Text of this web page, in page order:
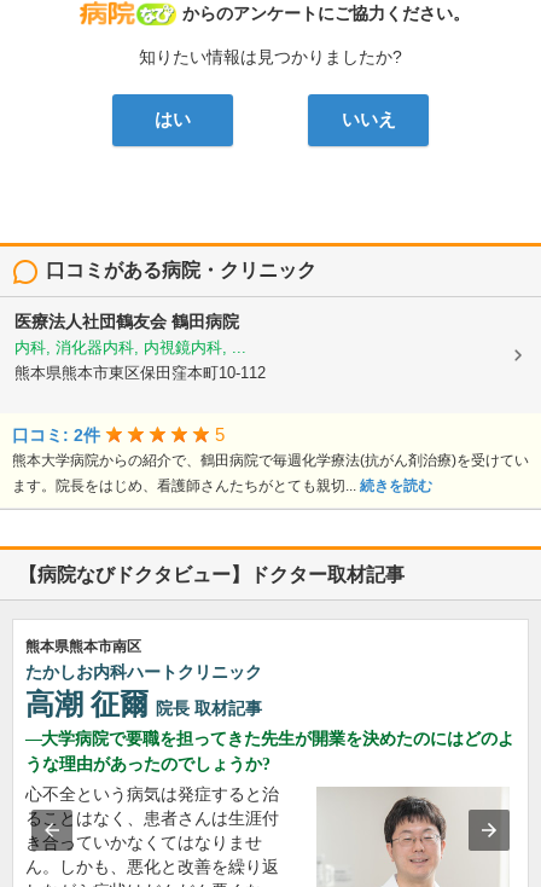
病院なび
からのアンケートにご協力ください。
知りたい情報は見つかりましたか?
はい いいえ
口コミがある病院・クリニック
医療法人社団鶴友会 鶴田病院
内科, 消化器内科, 内視鏡内科, ...
熊本県熊本市東区保田窪本町10-112
口コミ: 2件 5
熊本大学病院からの紹介で、鶴田病院で毎週化学療法(抗がん剤治療)を受けてい
ます。院長をはじめ、看護師さんたちがとても親切... 続きを読む
【病院なびドクタビュー】ドクター取材記事
熊本県熊本市南区
たかしお内科ハートクリニック
高潮 征爾 院長 取材記事
大学病院で要職を担ってきた先生が開業を決めたのにはどのよ
うな理由があったのでしょうか?
心不全という病気は発症すると治
ることはなく、患者さんは生涯付
き合っていかなくてはなりませ
ん。しかも、悪化と改善を繰り返